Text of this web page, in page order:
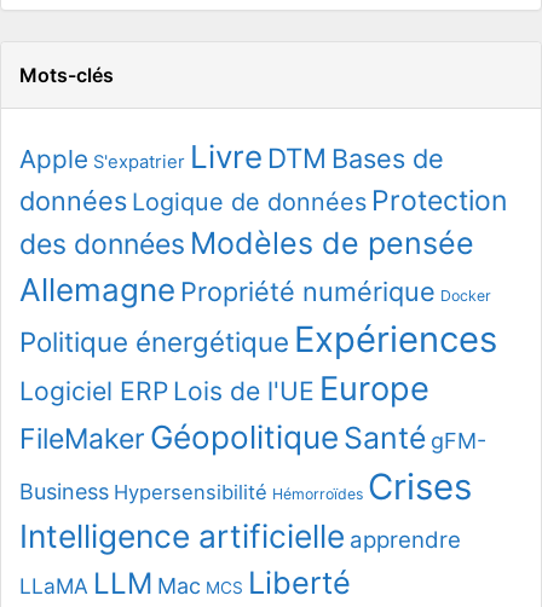
Mots-clés
Apple S'expatrier Livre DTM Bases de
données Logique de données Protection
des données Modèles de pensée
Allemagne Propriété numérique Docker
Politique énergétique Expériences
Logiciel ERP Lois de l'UE Europe
FileMaker Géopolitique Santé gFM-
Business Hypersensibilité Hémorroïdes Crises
Intelligence artificielle apprendre
LLaMA LLM Mac MCS Liberté